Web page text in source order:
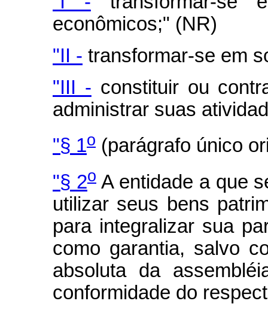
econômicos;" (NR)
"II - transformar-se em
"III - constituir ou
administrar suas
"§ 1o (parágrafo único
"§ 2oA entidade a que
utilizar seus bens
para integralizar sua
como garantia, salvo
absoluta da
conformidade do